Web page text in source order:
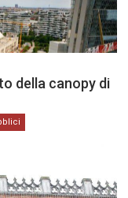
della canopy di